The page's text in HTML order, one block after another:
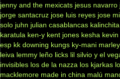
jenny and the mexicats jesus navarro
jorge santacruz jose luis reyes jose
solo juhn julian casablancas kalinchita
karatula ken-y kent jones kesha
esp kk downing kungs ky-mani marley
leiva lemmy leño licks lil silvio y el
invisibles los de la nazza los kjarkas
macklemore made in china malú